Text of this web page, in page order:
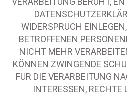
WIDERSPRUCH
BETROFFENEN
NICHT MEHR
KÖNNEN ZWINGENDE
FÜR DIE VERARBEITUNG
INTERESSEN, RECHTE